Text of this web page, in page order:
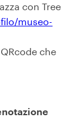
con Tree
museo-
che